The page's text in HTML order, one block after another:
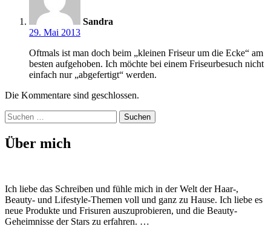
Sandra
29. Mai 2013
Oftmals ist man doch beim „kleinen Friseur um die Ecke“ am
besten aufgehoben. Ich möchte bei einem Friseurbesuch nicht
einfach nur „abgefertigt“ werden.
Die Kommentare sind geschlossen.
Suchen
nach:
Über mich
Ich liebe das Schreiben und fühle mich in der Welt der Haar-,
Beauty- und Lifestyle-Themen voll und ganz zu Hause. Ich liebe es
neue Produkte und Frisuren auszuprobieren, und die Beauty-
Geheimnisse der Stars zu erfahren. …